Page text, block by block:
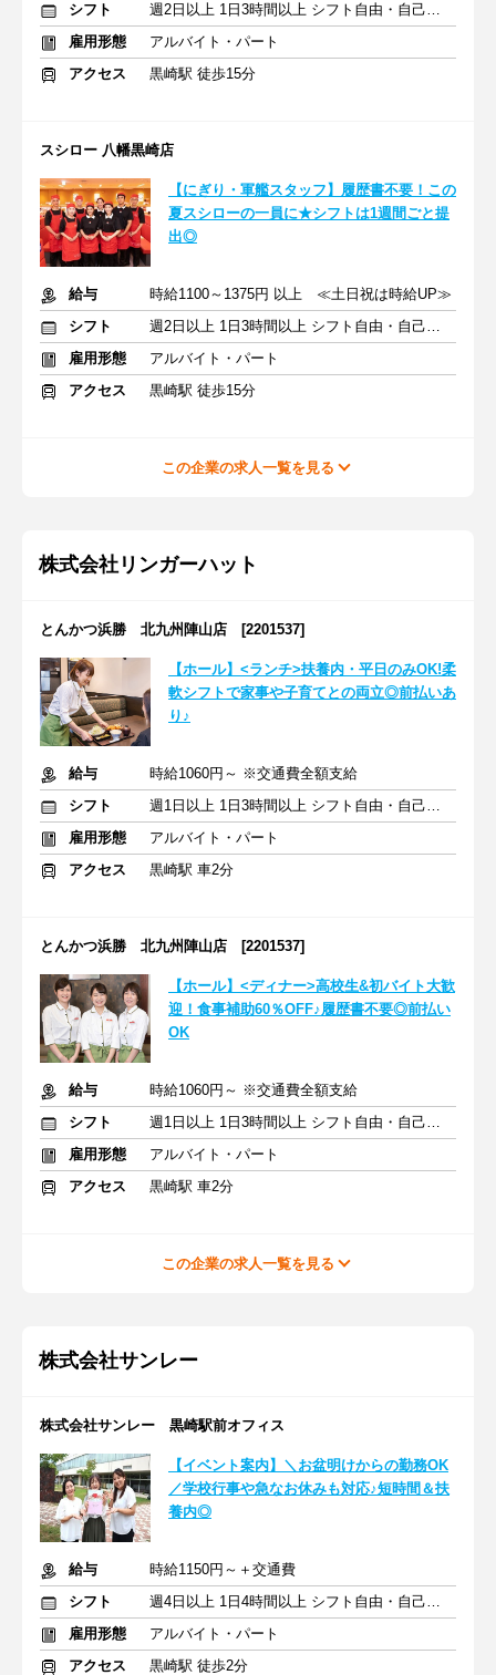
シフト
週2日以上 1日3時間以上 シフト自由・自己申告
雇用形態
アルバイト・パート
アクセス
黒崎駅 徒歩15分
スシロー 八幡黒崎店
【にぎり・軍艦スタッフ】履歴書不要！この
夏スシローの一員に★シフトは1週間ごと提
出◎
給与
時給1100～1375円 以上 ≪土日祝は時給UP≫
シフト
週2日以上 1日3時間以上 シフト自由・自己申告
雇用形態
アルバイト・パート
アクセス
黒崎駅 徒歩15分
この企業の求人一覧を見る
株式会社リンガーハット
とんかつ浜勝 北九州陣山店 [2201537]
【ホール】<ランチ>扶養内・平日のみOK!柔
軟シフトで家事や子育てとの両立◎前払いあ
り♪
給与
時給1060円～ ※交通費全額支給
シフト
週1日以上 1日3時間以上 シフト自由・自己申告
雇用形態
アルバイト・パート
アクセス
黒崎駅 車2分
とんかつ浜勝 北九州陣山店 [2201537]
【ホール】<ディナー>高校生&初バイト大歓
迎！食事補助60％OFF♪履歴書不要◎前払い
OK
給与
時給1060円～ ※交通費全額支給
シフト
週1日以上 1日3時間以上 シフト自由・自己申告
雇用形態
アルバイト・パート
アクセス
黒崎駅 車2分
この企業の求人一覧を見る
株式会社サンレー
株式会社サンレー 黒崎駅前オフィス
【イベント案内】＼お盆明けからの勤務OK
／学校行事や急なお休みも対応♪短時間＆扶
養内◎
給与
時給1150円～＋交通費
シフト
週4日以上 1日4時間以上 シフト自由・自己申告
雇用形態
アルバイト・パート
アクセス
黒崎駅 徒歩2分